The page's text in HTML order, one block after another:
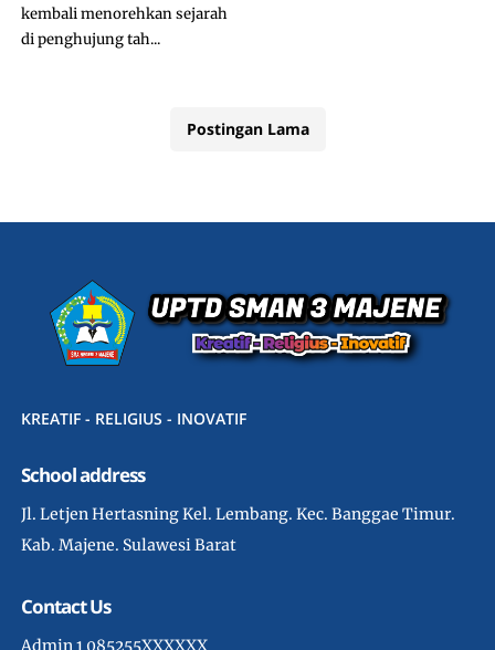
kembali menorehkan sejarah
di penghujung tah...
Postingan Lama
KREATIF - RELIGIUS - INOVATIF
School address
Jl. Letjen Hertasning Kel. Lembang. Kec. Banggae Timur.
Kab. Majene. Sulawesi Barat
Contact Us
Admin 1 085255XXXXXX